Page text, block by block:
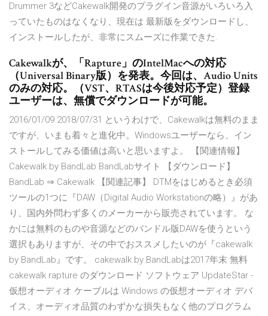
Drummer 3などCakewalk開発のプラグイン音源がいろいろ入
っていたものはなくなり、現在は 最新版をダウンロードし、
インストールしたが、非常にスムーズに作業できた.
Cakewalkが、「Rapture」のIntelMacへの対応
（Universal Binary版）を発表。今回は、Audio Units
のみの対応。（VST、RTASは今後対応予定）登録
ユーザーは、無償でダウンロードが可能。
2016/01/09 2018/07/31 というわけで、Cakewalkは無料のまま
ですが、いまも着々と進化中。Windowsユーザーなら、イン
ストールしてみる価値は高いと思いますよ。 【関連情報】
Cakewalk by BandLab BandLabサイト 【ダウンロード】
BandLab ⇒ Cakewalk 【関連記事】 DTMをはじめるとき必須
ツールの1つに『DAW（Digital Audio Workstationの略）』があ
り、国内外問わず多くのメーカーから販売されています。 な
かには無料のものや音源などのバンドル版DAWを使うという
選択もありますが、その中でおススメしたいのが『cakewalk
by BandLab』です。 cakewalk by BandLabは2017年末 無料
cakewalk rapture のダウンロード ソフトウェア UpdateStar -
仮想オーディオ ケーブルは Windows の仮想オーディオ デバ
イス、オーディオ品質のわずかな損失もなく他のプログラム